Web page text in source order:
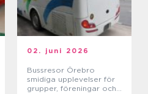
02. juni 2026
Bussresor Örebro
smidiga upplevelser för
grupper, föreningar och